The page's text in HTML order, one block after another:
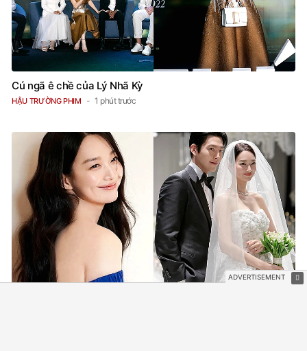
Cú ngã ê chề của Lý Nhã Kỳ
HẬU TRƯỜNG PHIM 1 phút trước